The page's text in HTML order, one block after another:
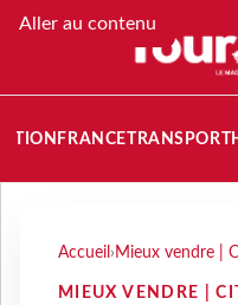
Aller au contenu
FRANCETRANSPORT
Accueil › Mieux vendre |
MIEUX VENDRE |